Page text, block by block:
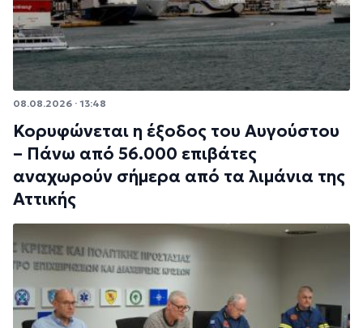
08.08.2026 · 13:48
Κορυφώνεται η έξοδος του Αυγούστου
– Πάνω από 56.000 επιβάτες
αναχωρούν σήμερα από τα λιμάνια της
Αττικής